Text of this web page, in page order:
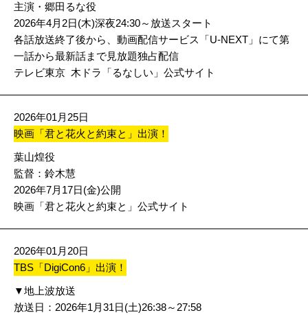
主演・郷田るな役
2026年4月2日(木)深夜24:30～放送スタート
各話放送終了後から、動画配信サービス「U-NEXT」にて第
⼀話から最新話まで⾒放題独占配信
テレビ東京 木ドラ「るなしい」公式サイト
2026年01月25日
映画「君と花火と約束と」出演！
葉山煌役
監督：鈴木慧
2026年7月17日(金)公開
映画「君と花火と約束と」公式サイト
2026年01月20日
TBS「DigiCon6」出演！
▼地上波放送
放送日：2026年1月31日(土)26:38～27:58